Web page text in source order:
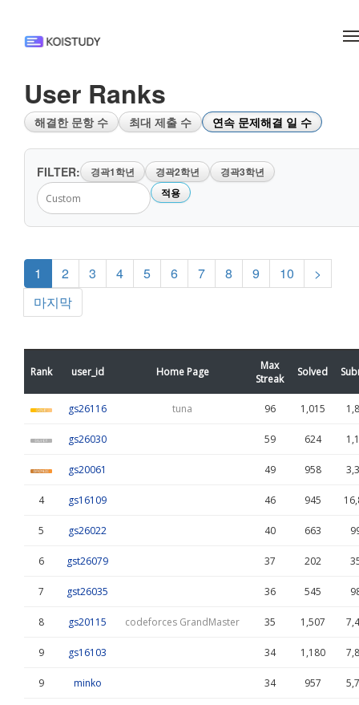
User Ranks
해결한 문항 수 최대 제출 수 연속 문제해결 일 수
FILTER: 경곽1학년 경곽2학년
경곽3학년
적용
1 2 3 4 5 6 7 8 9 10
>
마지막
Rank user_id Home Page
Max
Streak
Solved
gs26116 tuna 96 1,015
gs26030 59 624
gs20061 49 958
4 gs16109 46 945
5 gs26022 40 663
6 gst26079 37 202
7 gst26035 36 545
8 gs20115 codeforces GrandMaster 35 1,507
9 gs16103 34 1,180
9 minko 34 957